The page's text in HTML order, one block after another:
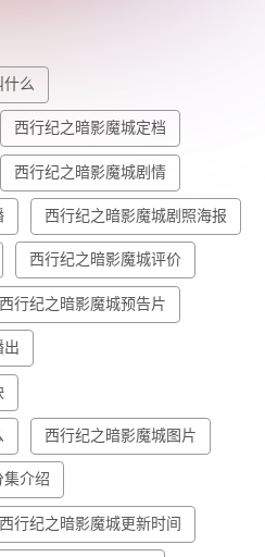
什么
西行纪之暗影魔城定档
西行纪之暗影魔城剧情
西行纪之暗影魔城剧照海报
西行纪之暗影魔城评价
西行纪之暗影魔城预告片
出
西行纪之暗影魔城图片
介绍
西行纪之暗影魔城更新时间